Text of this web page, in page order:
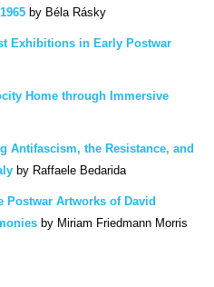
by Béla Rásky
Exhibitions in Early Postwar
Home through Immersive
Antifascism, the Resistance, and
by Raffaele Bedarida
Postwar Artworks of David
by Miriam Friedmann Morris